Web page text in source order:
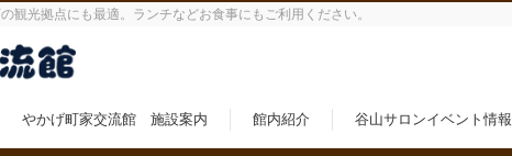
光拠点にも最適。ランチなどお食事にもご利用ください。
やかげ町家交流館 施設案内 館内紹介 谷山サロンイベント情報